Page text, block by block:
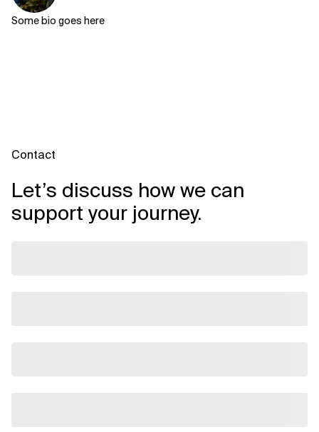
Some bio goes here
Contact
Let’s discuss how we can
support your journey.